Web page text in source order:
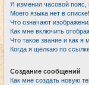
Я изменил часовой пояс,
Моего языка нет в списке!
Что означают
Как мне включить
Что такое звание и как я
Когда я щёлкаю по
Создание сообщений
Как мне создать новую